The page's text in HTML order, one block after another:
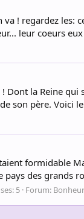
! regardez les:
leur coeurs eux
la Reine
son père. Voici
formidable
des grands
5 Forum: Bonheur